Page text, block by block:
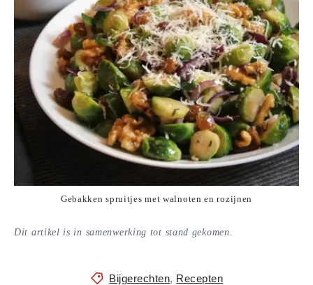
Gebakken spruitjes met walnoten en rozijnen
Dit artikel is in samenwerking tot stand gekomen.
Bijgerechten, Recepten